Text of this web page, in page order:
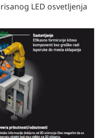
LED osvetljenja